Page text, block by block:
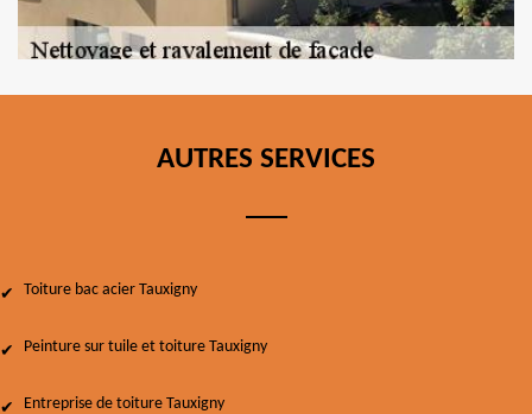
AUTRES SERVICES
Toiture bac acier Tauxigny
Peinture sur tuile et toiture Tauxigny
Entreprise de toiture Tauxigny